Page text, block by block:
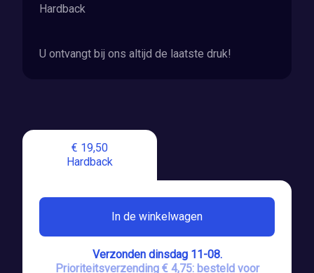
€ 19,50
Hardback
In de winkelwagen
Verzonden dinsdag 11-08.
Prioriteitsverzending € 4,75: besteld voor
Hardback
U ontvangt bij ons altijd de laatste druk!